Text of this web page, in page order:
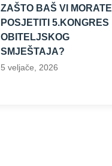
ZAŠTO BAŠ VI MORATE
POSJETITI 5.KONGRES
OBITELJSKOG
SMJEŠTAJA?
5 veljače, 2026